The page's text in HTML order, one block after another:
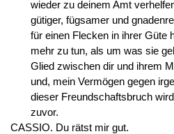
wieder zu deinem Amt
gütiger, fügsamer und
für einen Flecken in ihrer Güte
mehr zu tun, als um was sie
Glied zwischen dir und ihrem
und, mein Vermögen gegen
dieser Freundschaftsbruch
zuvor.
CASSIO. Du rätst mir gut.